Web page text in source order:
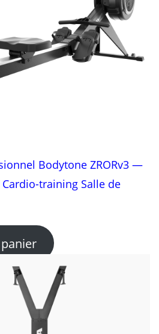
Bodytone ZRORv3 —
training Salle de